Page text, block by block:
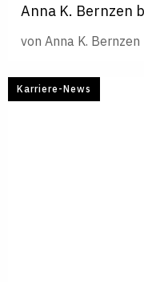
Anna K. Bernzen
von Anna K. Bernzen
Karriere-News